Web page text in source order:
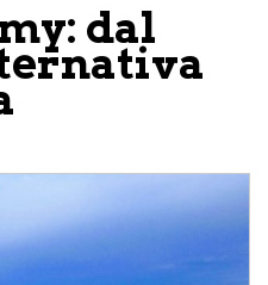
dal